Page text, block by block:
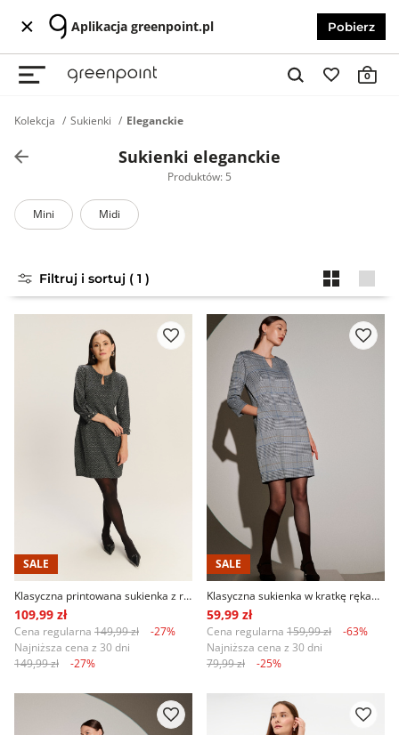
Aplikacja greenpoint.pl Pobierz
0
Kolekcja Sukienki Eleganckie
Sukienki eleganckie
Produktów: 5
Mini Midi
Filtruj i sortuj ( 1 )
SALE
Klasyczna printowana sukienka z rękawem 3/4
109,99 zł
Cena regularna 149,99 zł
-27%
Najniższa cena z 30 dni
149,99 zł
-27%
SALE
Klasyczna sukienka w kratkę rękaw 3/4
59,99 zł
Cena regularna 159,99 zł
-63%
Najniższa cena z 30 dni
79,99 zł
-25%